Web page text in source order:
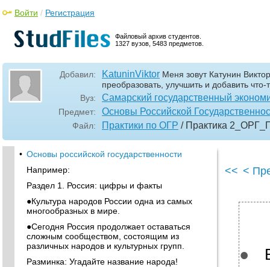
Файловый архив студентов.
1327 вузов, 5483 предметов.
Войти / Регистрация
Добавил: KatuninViktor Меня зовут Катунин
преобразовать, улучшить и добавить что-
Вуз:
Самарский государственный
Предмет: Основы Российской
Файл: Практики по ОГР / Практика
• Основы российской государственности
Например:
Раздел 1. Россия: цифры и факты
●Культура народов России одна из самых
многообразных в мире.
●Сегодня Россия продолжает оставаться
сложным сообществом, состоящим из
различных народов и культурных групп.
Разминка: Угадайте название народа!
<< <
●